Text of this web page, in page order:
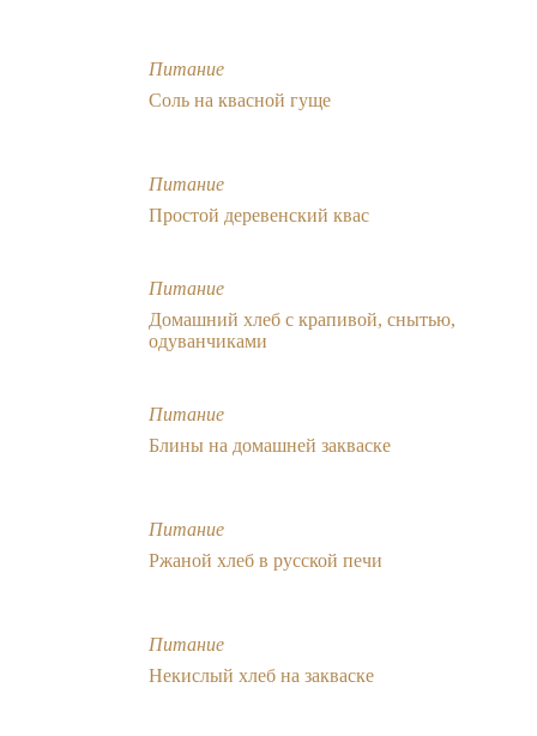
Питание
Соль на квасной гуще
Питание
Простой деревенский квас
Питание
Домашний хлеб с крапивой, снытью,
одуванчиками
Питание
Блины на домашней закваске
Питание
Ржаной хлеб в русской печи
Питание
Некислый хлеб на закваске